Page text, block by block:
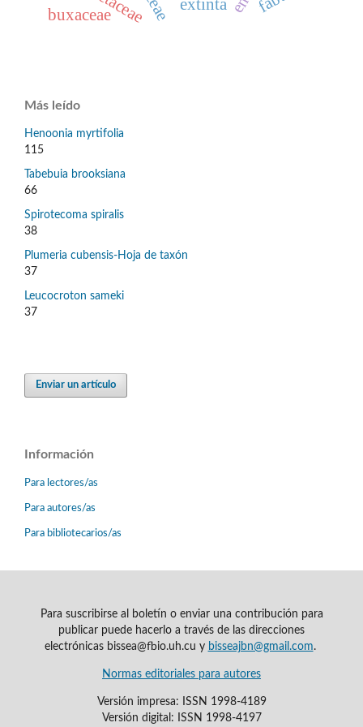
buxaceae
extinta
Más leído
Henoonia myrtifolia
115
Tabebuia brooksiana
66
Spirotecoma spiralis
38
Plumeria cubensis-Hoja de taxón
37
Leucocroton sameki
37
Enviar un artículo
Información
Para lectores/as
Para autores/as
Para bibliotecarios/as
Para suscribirse al boletín o enviar una contribución para
publicar puede hacerlo a través de las direcciones
electrónicas bissea@fbio.uh.cu y bisseajbn@gmail.com.
Normas editoriales para autores
Versión impresa: ISSN 1998-4189
Versión digital: ISSN 1998-4197